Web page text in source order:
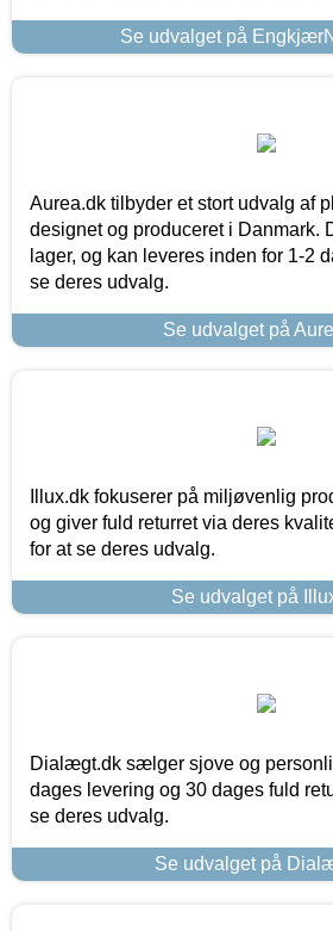
Se udvalget på
Aurea.dk tilbyder et stort udvalg af
designet og produceret i Danmark.
lager, og kan leveres inden for 1-2
se deres udvalg.
Se udvalget på
Illux.dk fokuserer på miljøvenlig
og giver fuld returret via deres
for at se deres udvalg.
Se udvalget på
Dialægt.dk sælger sjove og
dages levering og 30 dages fuld
se deres udvalg.
Se udvalget på